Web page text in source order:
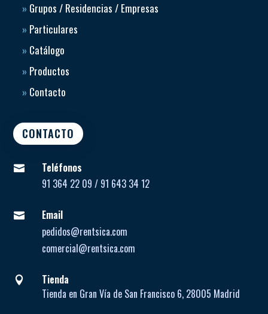
» Grupos / Residencias / Empresas
» Particulares
» Catálogo
» Productos
» Contacto
CONTACTO

Teléfonos
91 364 22 09 / 91 643 34 12

Email
pedidos@rentsica.com
comercial@rentsica.com

Tienda
Tienda en Gran Vía de San Francisco 6, 28005 Madrid